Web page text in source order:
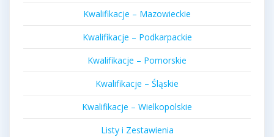
Kwalifikacje – Mazowieckie
Kwalifikacje – Podkarpackie
Kwalifikacje – Pomorskie
Kwalifikacje – Śląskie
Kwalifikacje – Wielkopolskie
Listy i Zestawienia